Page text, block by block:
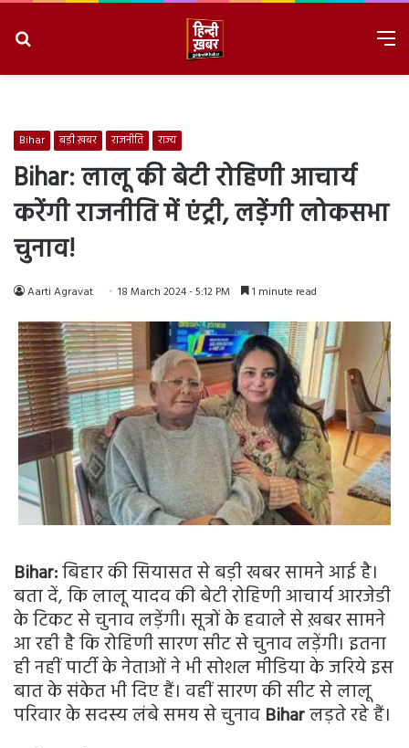
Bihar बड़ी ख़बर राजनीति राज्य
Bihar: लालू की बेटी रोहिणी आचार्य
करेंगी राजनीति में एंट्री, लड़ेंगी लोकसभा
चुनाव!
Aarti Agravat 18 March 2024 - 5:12 PM 1 minute read
Bihar:बिहार की सियासत से बड़ी खबर सामने आई है।
बता दें, कि लालू यादव की बेटी रोहिणी आचार्य आरजेडी
के टिकट से चुनाव लड़ेंगी। सूत्रों के हवाले से ख़बर सामने
आ रही है कि रोहिणी सारण सीट से चुनाव लड़ेंगी। इतना
ही नहीं पार्टी के नेताओं ने भी सोशल मीडिया के जरिये इस
बात के संकेत भी दिए हैं। वहीं सारण की सीट से लालू
परिवार के सदस्य लंबे समय से चुनाव Biharलड़ते रहे हैं।